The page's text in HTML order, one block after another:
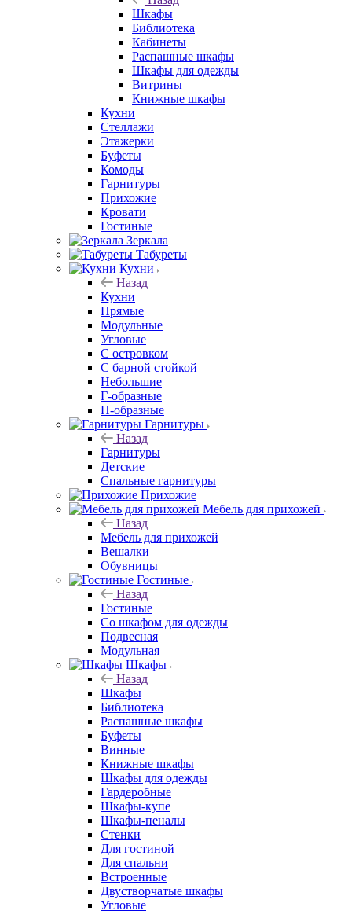
Шкафы
Библиотека
Кабинеты
Распашные шкафы
Шкафы для одежды
Витрины
Книжные шкафы
Кухни
Стеллажи
Этажерки
Буфеты
Комоды
Гарнитуры
Прихожие
Кровати
Гостиные
Зеркала
Табуреты
Кухни
Назад
Кухни
Прямые
Модульные
Угловые
С островком
С барной стойкой
Небольшие
Г-образные
П-образные
Гарнитуры
Назад
Гарнитуры
Детские
Спальные гарнитуры
Прихожие
Мебель для прихожей
Назад
Мебель для прихожей
Вешалки
Обувницы
Гостиные
Назад
Гостиные
Со шкафом для одежды
Подвесная
Модульная
Шкафы
Назад
Шкафы
Библиотека
Распашные шкафы
Буфеты
Винные
Книжные шкафы
Шкафы для одежды
Гардеробные
Шкафы-купе
Шкафы-пеналы
Стенки
Для гостиной
Для спальни
Встроенные
Двустворчатые шкафы
Угловые